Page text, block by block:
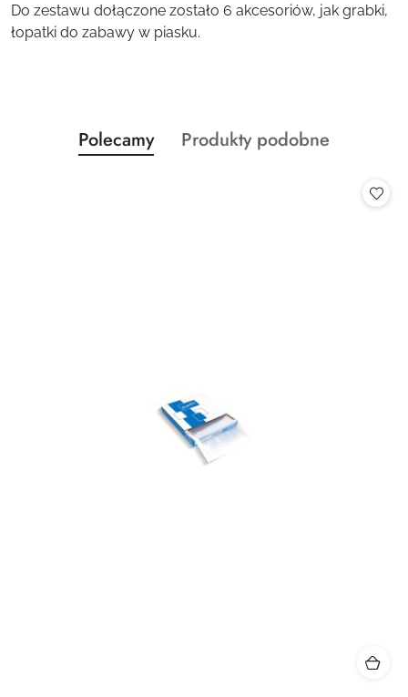
Do zestawu dołączone zostało 6 akcesoriów, jak grabki,
łopatki do zabawy w piasku.
Pomiń karuzelę produktów
Produkty
o
Polecamy
Produkty
Produkty podobne